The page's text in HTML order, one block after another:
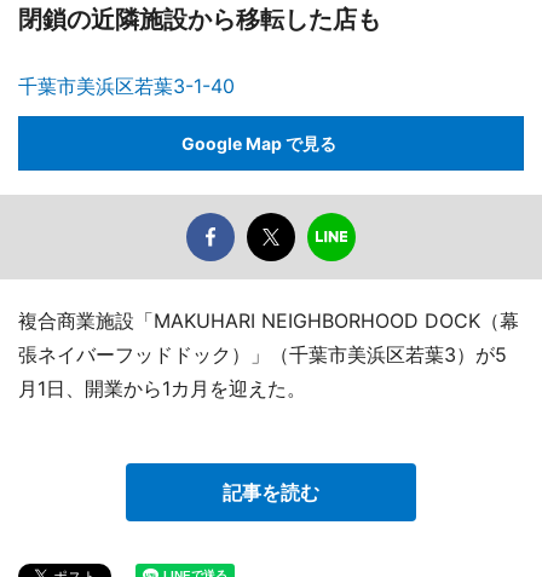
閉鎖の近隣施設から移転した店も
千葉市美浜区若葉3-1-40
Google Map で見る
複合商業施設「MAKUHARI NEIGHBORHOOD DOCK（幕
張ネイバーフッドドック）」（千葉市美浜区若葉3）が5
月1日、開業から1カ月を迎えた。
記事を読む